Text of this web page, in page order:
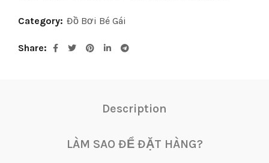
Category: Đồ Bơi Bé Gái
Share
Description
LÀM SAO ĐỂ ĐẶT HÀNG?